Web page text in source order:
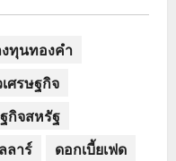
ทุนทองคำ
ศรษฐกิจ
กิจสหรัฐ
ลาร์
ดอกเบี้ยเฟด